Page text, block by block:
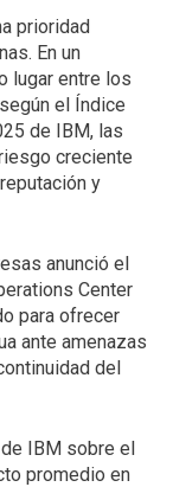
prioridad
En un
lugar entre los
el Índice
de IBM, las
creciente
y
anunció el
Center
para ofrecer
ante amenazas
del
IBM sobre el
promedio en